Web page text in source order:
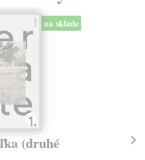
na sklade
(druhé